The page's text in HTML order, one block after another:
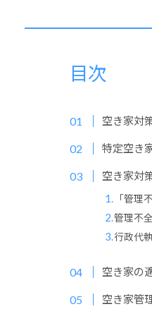
目次
空き家対
特定空き
空き家対
「管理
管理不
行政代
空き家の
空き家管